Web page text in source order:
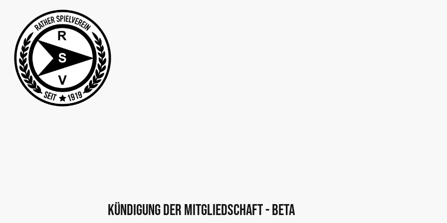
Kündigung der Mitgliedschaft - BETA